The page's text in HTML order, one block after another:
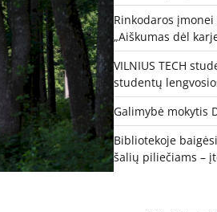
Rinkodaros
„Aiškumas dėl
VILNIUS TECH
studentų
Galimybė mokytis
Bibliotekoje
šalių piliečiams –